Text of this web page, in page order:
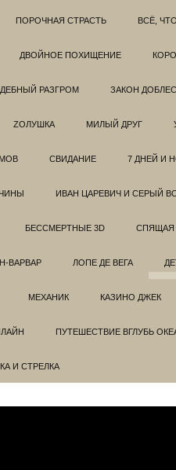
ПОРОЧНАЯ СТРАСТЬ ВСЁ,
ДВОЙНОЕ ПОХИЩЕНИЕ
РАЗГРОМ ЗАКОН
ZОЛУШКА МИЛЫЙ ДРУГ
СВИДАНИЕ 7 ДНЕЙ И
ИВАН ЦАРЕВИЧ И СЕРЫЙ
БЕССМЕРТНЫЕ 3D СПЯЩАЯ
ВАРВАР ЛОПЕ ДЕ ВЕГА
МЕХАНИК КАЗИНО ДЖЕК
ПУТЕШЕСТВИЕ ВГЛУБЬ
И СТРЕЛКА